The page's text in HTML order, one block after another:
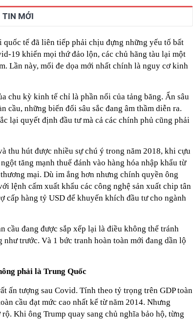
TIN MỚI
quốc tế đã liên tiếp phải chịu đựng những yếu tố bất
19 khiến mọi thứ đảo lộn, các chủ hãng tàu lại một
Lần này, mối đe dọa mới nhất chính là nguy cơ kinh
chu kỳ kinh tế chỉ là phần nổi của tảng băng. Ẩn sâu
cầu, những biến đổi sâu sắc đang âm thầm diễn ra.
lại quyết định đầu tư mà cả các chính phủ cũng phải
thu hút được nhiều sự chú ý trong năm 2018, khi cựu
tăng mạnh thuế đánh vào hàng hóa nhập khẩu từ
mại. Dù im ắng hơn nhưng chính quyền ông
lệnh cấm xuất khẩu các công nghệ sản xuất chip tân
cấp hàng tỷ USD để khuyến khích đầu tư cho ngành
cầu đang được sắp xếp lại là điều không thể tránh
trước. Và 1 bức tranh hoàn toàn mới đang dần lộ
phải là Trung Quốc
ấn tượng sau Covid. Tính theo tỷ trọng trên GDP toàn
cầu đạt mức cao nhất kể từ năm 2014. Nhưng
Khi ông Trump quay sang chủ nghĩa bảo hộ, từng